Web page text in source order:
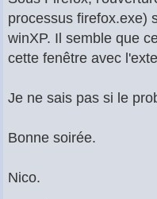
processus firefox.exe)
winXP. Il semble que
cette fenêtre avec
Je ne sais pas si le
Bonne soirée.
Nico.